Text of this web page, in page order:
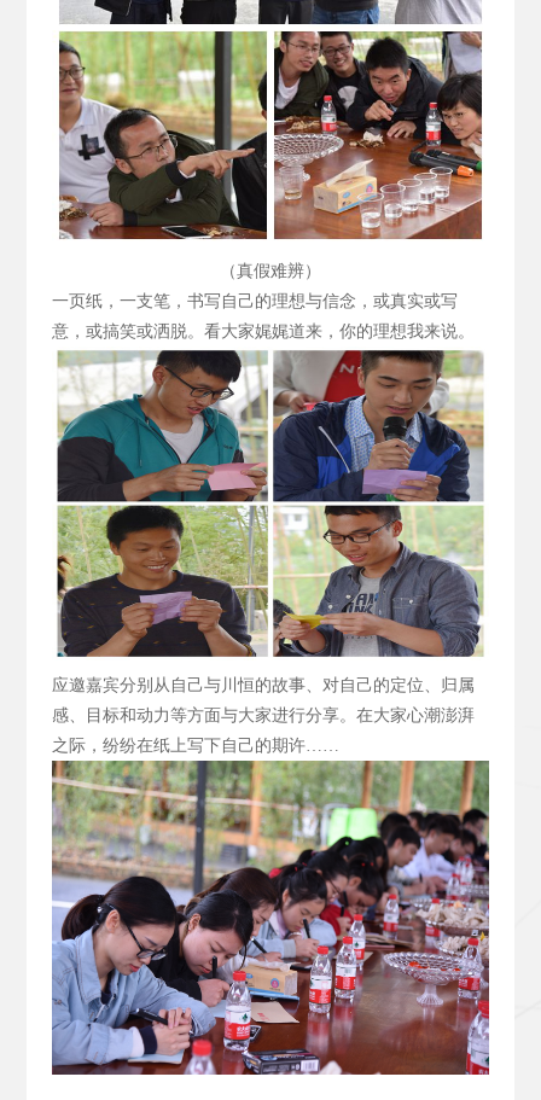
（真假难辨）
一页纸，一支笔，书写自己的理想与信念，或真实或写
意，或搞笑或洒脱。看大家娓娓道来，你的理想我来说。
应邀嘉宾分别从自己与川恒的故事、对自己的定位、归属
感、目标和动力等方面与大家进行分享。在大家心潮澎湃
之际，纷纷在纸上写下自己的期许……